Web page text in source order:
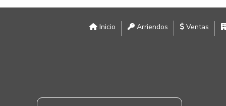
Inicio Arriendos Ventas